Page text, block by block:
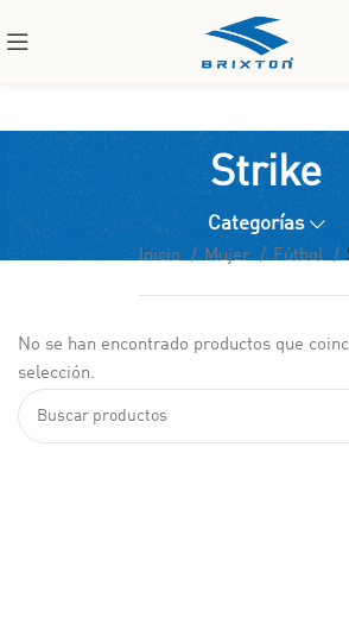
Strike
Categorías
Inicio Mujer Fútbol
No se han encontrado productos que
selección.